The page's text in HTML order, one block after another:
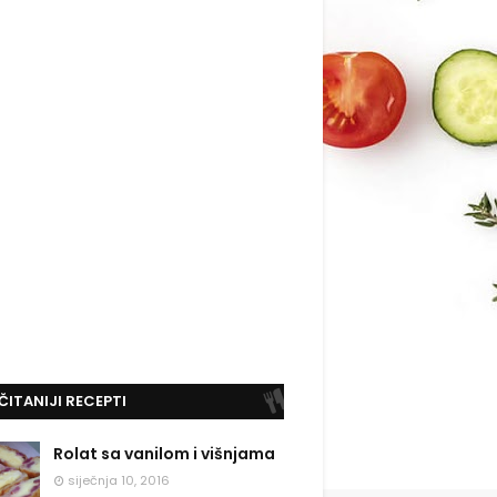
RECEPTI
Rolat sa vanilom i višnjama
siječnja 10, 2016